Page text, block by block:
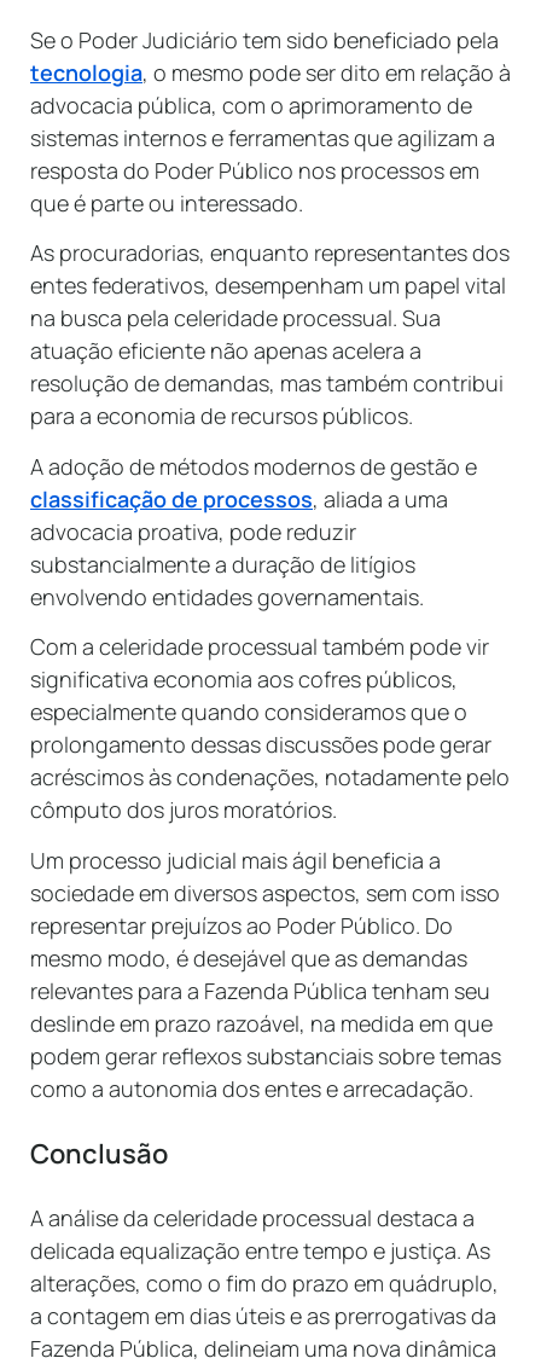
Se o Poder Judiciário tem sido beneficiado pela
tecnologia, o mesmo pode ser dito em relação à
advocacia pública, com o aprimoramento de
sistemas internos e ferramentas que agilizam a
resposta do Poder Público nos processos em
que é parte ou interessado.
As procuradorias, enquanto representantes dos
entes federativos, desempenham um papel vital
na busca pela celeridade processual. Sua
atuação eficiente não apenas acelera a
resolução de demandas, mas também contribui
para a economia de recursos públicos.
A adoção de métodos modernos de gestão e
classificação de processos, aliada a uma
advocacia proativa, pode reduzir
substancialmente a duração de litígios
envolvendo entidades governamentais.
Com a celeridade processual também pode vir
significativa economia aos cofres públicos,
especialmente quando consideramos que o
prolongamento dessas discussões pode gerar
acréscimos às condenações, notadamente pelo
cômputo dos juros moratórios.
Um processo judicial mais ágil beneficia a
sociedade em diversos aspectos, sem com isso
representar prejuízos ao Poder Público. Do
mesmo modo, é desejável que as demandas
relevantes para a Fazenda Pública tenham seu
deslinde em prazo razoável, na medida em que
podem gerar reflexos substanciais sobre temas
como a autonomia dos entes e arrecadação.
Conclusão
A análise da celeridade processual destaca a
delicada equalização entre tempo e justiça. As
alterações, como o fim do prazo em quádruplo,
a contagem em dias úteis e as prerrogativas da
Fazenda Pública, delineiam uma nova dinâmica